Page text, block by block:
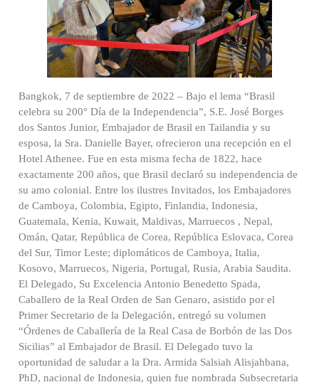
Bangkok, 7 de septiembre de 2022 – Bajo el lema “Brasil
celebra su 200° Día de la Independencia”, S.E. José Borges
dos Santos Junior, Embajador de Brasil en Tailandia y su
esposa, la Sra. Danielle Bayer, ofrecieron una recepción en el
Hotel Athenee. Fue en esta misma fecha de 1822, hace
exactamente 200 años, que Brasil declaró su independencia de
su amo colonial. Entre los ilustres Invitados, los Embajadores
de Camboya, Colombia, Egipto, Finlandia, Indonesia,
Guatemala, Kenia, Kuwait, Maldivas, Marruecos , Nepal,
Omán, Qatar, República de Corea, República Eslovaca, Corea
del Sur, Timor Leste; diplomáticos de Camboya, Italia,
Kosovo, Marruecos, Nigeria, Portugal, Rusia, Arabia Saudita.
El Delegado, Su Excelencia Antonio Benedetto Spada,
Caballero de la Real Orden de San Genaro, asistido por el
Primer Secretario de la Delegación, entregó su volumen
“Órdenes de Caballería de la Real Casa de Borbón de las Dos
Sicilias” al Embajador de Brasil. El Delegado tuvo la
oportunidad de saludar a la Dra. Armida Salsiah Alisjahbana,
PhD, nacional de Indonesia, quien fue nombrada Subsecretaria